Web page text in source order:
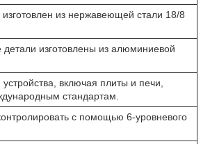
изготовлен из нержавеющей стали 18/8
детали изготовлены из алюминиевой
устройства, включая плиты и печи,
стандартам.
с помощью 6-уровневого